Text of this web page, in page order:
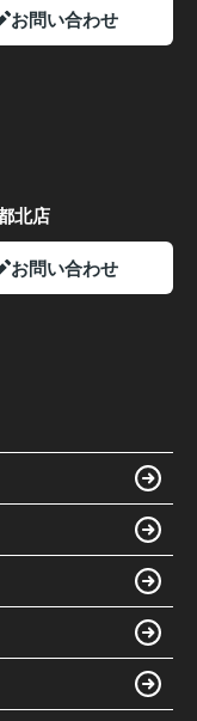
お問い合わせ
北店
お問い合わせ